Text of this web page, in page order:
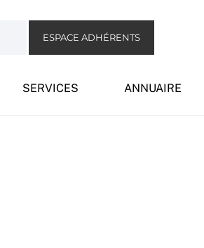
ESPACE ADHÉRENTS
SERVICES ANNUAIRE